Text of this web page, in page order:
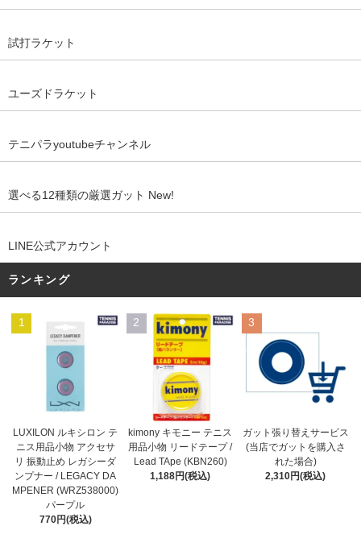
試打ラケット
ユーズドラケット
テニパラyoutubeチャンネル
選べる12種類の厳選ガット New!
LINE公式アカウント
ランキング
1
LUXILON ルキシロン テ
ニス用品小物 アクセサ
リ 振動止め レガシーダ
ンプナー / LEGACY DA
MPENER (WRZ538000)
パープル
770円(税込)
2
kimony キモニー テニス
用品小物 リードテープ /
Lead TApe (KBN260)
1,188円(税込)
3
ガット張り替えサービス
(当店でガットを購入さ
れた場合)
2,310円(税込)